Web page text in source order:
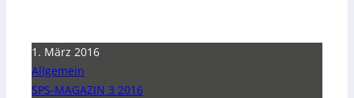
1. März 2016
Allgemein
SPS-MAGAZIN 3 2016